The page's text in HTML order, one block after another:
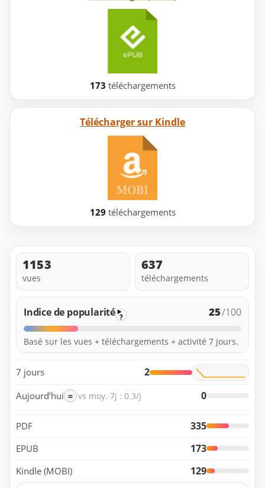
173 téléchargements
Télécharger sur Kindle
129 téléchargements
1153
vues
637
téléchargements
Indice de popularité ? 25/100
Basé sur les vues + téléchargements + activité 7 jours.
7 jours 2
Aujourd’hui = vs moy. 7j : 0.3/j 0
PDF 335
EPUB 173
Kindle (MOBI)
129